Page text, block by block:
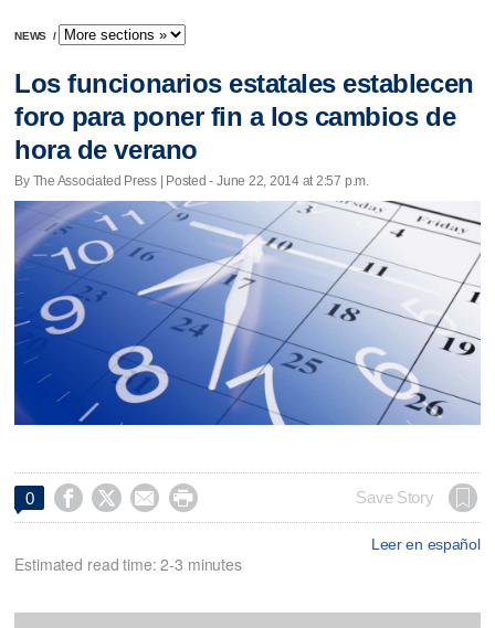
NEWS /
Los funcionarios estatales establecen
foro para poner fin a los cambios de
hora de verano
By The Associated Press | Posted - June 22, 2014 at 2:57 p.m.
0     Save Story
Leer en español
Estimated read time: 2-3 minutes